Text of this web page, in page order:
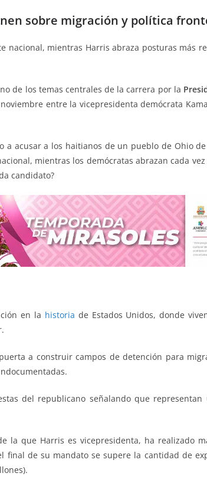
sobre migración y política
nacional, mientras Harris abraza posturas más
de los temas centrales de la carrera por la
entre la vicepresidenta demócrata
a acusar a los haitianos de un pueblo de Ohio
mientras los demócratas abrazan cada
candidato?
en la historia de Estados Unidos, donde
a construir campos de detención para
del republicano señalando que representan
la que Harris es vicepresidenta, ha realizado
final de su mandato se supere la cantidad de